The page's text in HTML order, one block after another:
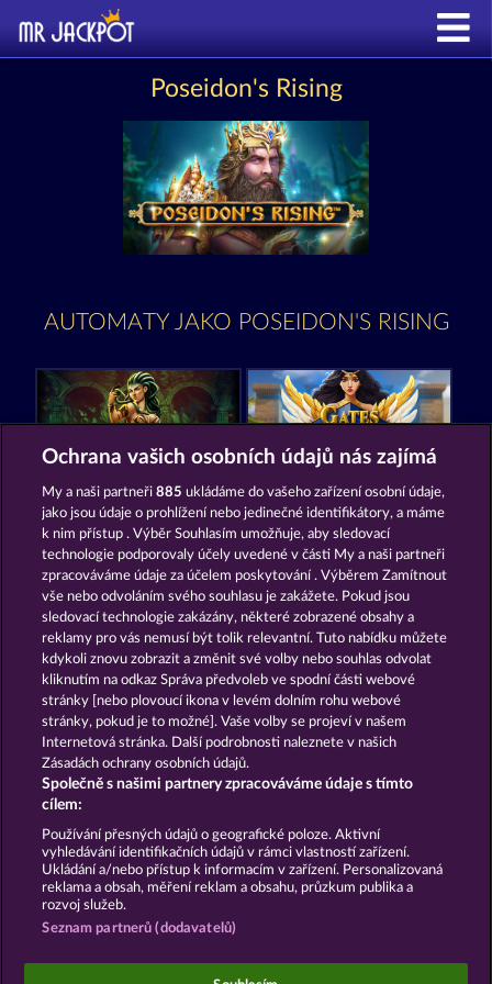
Poseidon's Rising
AUTOMATY JAKO POSEIDON'S RISING
Medusa's Lair Gates Of Ishtar
Demi Gods IV - The Golden Era
Podmínky Prohlášení o Soukromí a Cookies
Kontakt Společnost Časté dotazy
Podat Žádost o Odstoupení
Sociální kasinové hry jsou určeny výhradně k
Ochrana vašich osobních údajů nás zajímá
My a naši partneři885 ukládáme do vašeho zařízení osobní údaje,
jako jsou údaje o prohlížení nebo jedinečné identifikátory, a máme
k nim přístup . Výběr Souhlasím umožňuje, aby sledovací
technologie podporovaly účely uvedené v části My a naši partneři
zpracováváme údaje za účelem poskytování . Výběrem Zamítnout
vše nebo odvoláním svého souhlasu je zakážete. Pokud jsou
sledovací technologie zakázány, některé zobrazené obsahy a
reklamy pro vás nemusí být tolik relevantní. Tuto nabídku můžete
kdykoli znovu zobrazit a změnit své volby nebo souhlas odvolat
kliknutím na odkaz Správa předvoleb ve spodní části webové
stránky [nebo plovoucí ikona v levém dolním rohu webové
stránky, pokud je to možné]. Vaše volby se projeví v našem
Internetová stránka. Další podrobnosti naleznete v našich
Zásadách ochrany osobních údajů.
Společně s našimi partnery zpracováváme údaje s tímto
cílem:
Používání přesných údajů o geografické poloze. Aktivní
vyhledávání identifikačních údajů v rámci vlastností zařízení.
Ukládání a/nebo přístup k informacím v zařízení. Personalizovaná
reklama a obsah, měření reklam a obsahu, průzkum publika a
rozvoj služeb.
Seznam partnerů (dodavatelů)